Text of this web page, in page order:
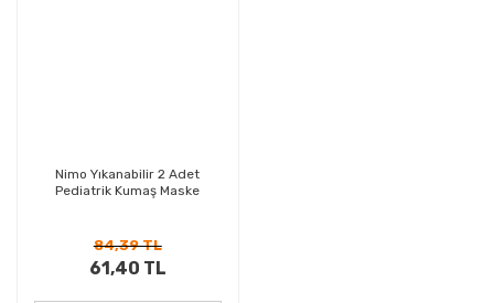
Nimo Yıkanabilir 2 Adet
Pediatrik Kumaş Maske
84,39 TL
61,40 TL